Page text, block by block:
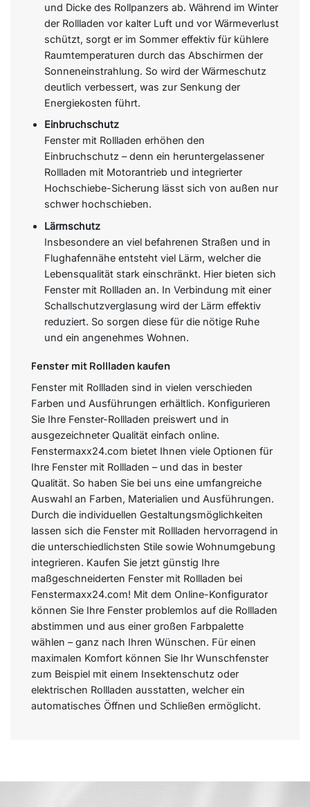
und Dicke des Rollpanzers ab. Während im Winter
der Rollladen vor kalter Luft und vor Wärmeverlust
schützt, sorgt er im Sommer effektiv für kühlere
Raumtemperaturen durch das Abschirmen der
Sonneneinstrahlung. So wird der Wärmeschutz
deutlich verbessert, was zur Senkung der
Energiekosten führt.
Einbruchschutz
Fenster mit Rollladen erhöhen den
Einbruchschutz – denn ein heruntergelassener
Rollladen mit Motorantrieb und integrierter
Hochschiebe-Sicherung lässt sich von außen nur
schwer hochschieben.
Lärmschutz
Insbesondere an viel befahrenen Straßen und in
Flughafennähe entsteht viel Lärm, welcher die
Lebensqualität stark einschränkt. Hier bieten sich
Fenster mit Rollladen an. In Verbindung mit einer
Schallschutzverglasung wird der Lärm effektiv
reduziert. So sorgen diese für die nötige Ruhe
und ein angenehmes Wohnen.
Fenster mit Rollladen kaufen
Fenster mit Rollladen sind in vielen verschieden
Farben und Ausführungen erhältlich. Konfigurieren
Sie Ihre Fenster-Rollladen preiswert und in
ausgezeichneter Qualität einfach online.
Fenstermaxx24.com bietet Ihnen viele Optionen für
Ihre Fenster mit Rollladen – und das in bester
Qualität. So haben Sie bei uns eine umfangreiche
Auswahl an Farben, Materialien und Ausführungen.
Durch die individuellen Gestaltungsmöglichkeiten
lassen sich die Fenster mit Rollladen hervorragend in
die unterschiedlichsten Stile sowie Wohnumgebung
integrieren. Kaufen Sie jetzt günstig Ihre
maßgeschneiderten Fenster mit Rollladen bei
Fenstermaxx24.com! Mit dem Online-Konfigurator
können Sie Ihre Fenster problemlos auf die Rollladen
abstimmen und aus einer großen Farbpalette
wählen – ganz nach Ihren Wünschen. Für einen
maximalen Komfort können Sie Ihr Wunschfenster
zum Beispiel mit einem Insektenschutz oder
elektrischen Rollladen ausstatten, welcher ein
automatisches Öffnen und Schließen ermöglicht.